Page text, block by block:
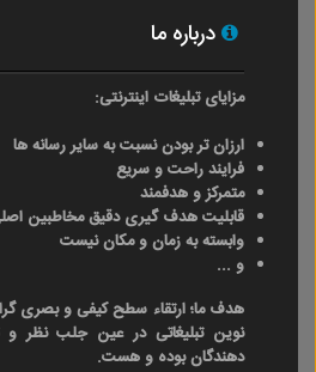
درباره ما
مزایای تبلیغات اینترنتی:
ارزان تر بودن نسبت به سایر رسانه ها
فرایند راحت و سریع
متمرکز و هدفمند
قابلیت هدف گیری دقیق مخاطبین
وابسته به زمان و مکان نیست
و ...
هدف ما؛ ارتقاء سطح کیفی و بصری
نوین تبلیغاتی در عین جلب نظر
دهندگان بوده و هست.